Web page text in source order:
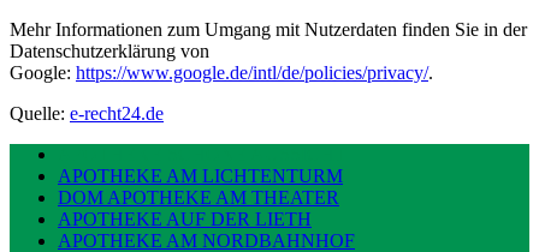
Mehr Informationen zum Umgang mit Nutzerdaten finden Sie in der
Datenschutzerklärung von
Google: https://www.google.de/intl/de/policies/privacy/.
Quelle: e-recht24.de
APOTHEKE AM LICHTENTURM
DOM APOTHEKE AM THEATER
APOTHEKE AUF DER LIETH
APOTHEKE AM NORDBAHNHOF